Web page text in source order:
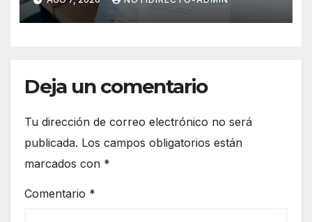
a la población
Deja un comentario
Tu dirección de correo electrónico no será
publicada. Los campos obligatorios están
marcados con *
Comentario *